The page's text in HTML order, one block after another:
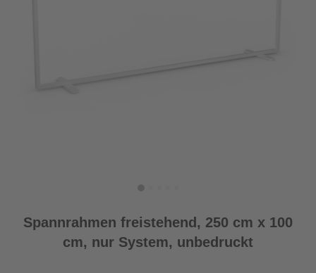
Spannrahmen freistehend, 250 cm x 100
cm, nur System, unbedruckt